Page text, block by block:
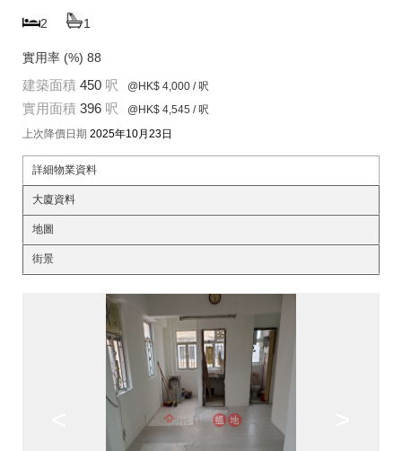
2 1
實用率 (%) 88
建築面積 450 呎 @HK$ 4,000 / 呎
實用面積 396 呎 @HK$ 4,545 / 呎
上次降價日期 2025年10月23日
詳細物業資料
大廈資料
地圖
街景